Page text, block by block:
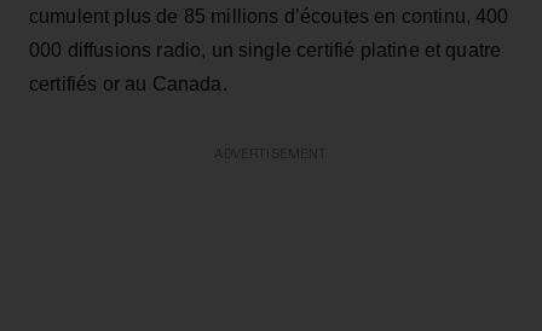
cumulent plus de 85 millions d’écoutes en continu, 400
000 diffusions radio, un single certifié platine et quatre
certifiés or au Canada.